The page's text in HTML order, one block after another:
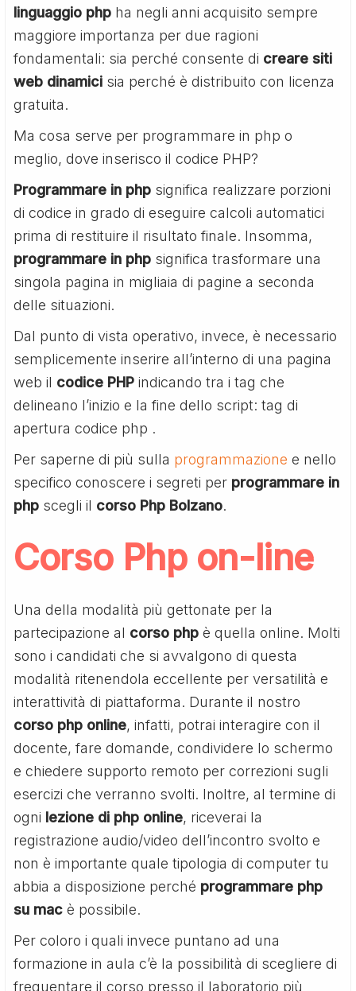
linguaggio php ha negli anni acquisito sempre
maggiore importanza per due ragioni
fondamentali: sia perché consente di creare siti
web dinamici sia perché è distribuito con licenza
gratuita.
Ma cosa serve per programmare in php o
meglio, dove inserisco il codice PHP?
Programmare in php significa realizzare porzioni
di codice in grado di eseguire calcoli automatici
prima di restituire il risultato finale. Insomma,
programmare in php significa trasformare una
singola pagina in migliaia di pagine a seconda
delle situazioni.
Dal punto di vista operativo, invece, è necessario
semplicemente inserire all’interno di una pagina
web il codice PHP indicando tra i tag che
delineano l’inizio e la fine dello script: tag di
apertura codice php .
Per saperne di più sulla programmazione e nello
specifico conoscere i segreti per programmare in
php scegli il corso Php Bolzano.
Corso Php on-line
Una della modalità più gettonate per la
partecipazione al corso php è quella online. Molti
sono i candidati che si avvalgono di questa
modalità ritenendola eccellente per versatilità e
interattività di piattaforma. Durante il nostro
corso php online, infatti, potrai interagire con il
docente, fare domande, condividere lo schermo
e chiedere supporto remoto per correzioni sugli
esercizi che verranno svolti. Inoltre, al termine di
ogni lezione di php online, riceverai la
registrazione audio/video dell’incontro svolto e
non è importante quale tipologia di computer tu
abbia a disposizione perché programmare php
su mac è possibile.
Per coloro i quali invece puntano ad una
formazione in aula c’è la possibilità di scegliere di
frequentare il corso presso il laboratorio più